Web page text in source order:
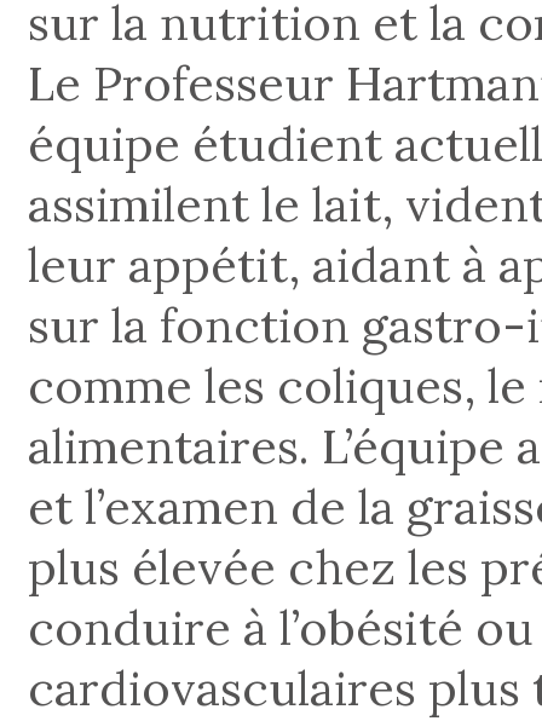
sur la nutrition et la
Le Professeur
équipe étudient
assimilent le lait,
leur appétit, aidant à
sur la fonction
comme les coliques,
alimentaires.
et l’examen de la
plus élevée chez les
conduire à l’obésité
cardiovasculaires plus